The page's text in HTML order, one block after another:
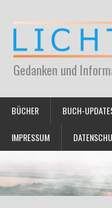
Gedanken und
BÜCHER BUCH-
IMPRESSUM